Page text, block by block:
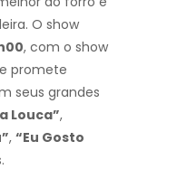
O show
, com o show
promete
seus grandes
Louca”,
, “Eu Gosto